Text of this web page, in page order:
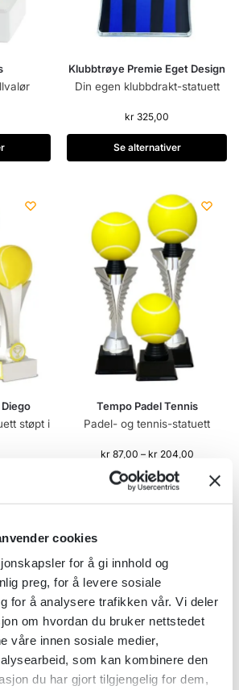
cookies
for å gi innhold og
preg, for å levere sosiale
for å analysere trafikken vår. Vi deler
om hvordan du bruker nettstedet
våre innen sosiale medier,
som kan kombinere den
du har gjort tilgjengelig for dem,
Klubbtrøye Premie Eget Design
Din egen klubbdrakt-statuett
kr 325,00
Se alternativer
støpt i
Tempo Padel Tennis
Padel- og tennis-statuett
kr87,00 – kr204,00
Se alternativer